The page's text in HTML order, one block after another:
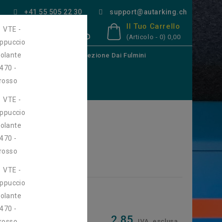
+41 55 505 22 30 support@autarking.ch
Il Tuo Carrello
(Articolo - 0) 0,00
Protezione Dai Fulmini
470 - rosso